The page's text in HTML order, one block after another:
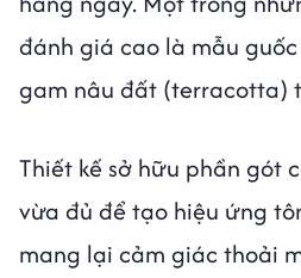
đánh giá cao là mẫu
gam nâu đất (terracotta)
Thiết kế sở hữu phần gót
vừa đủ để tạo hiệu ứng
mang lại cảm giác thoải